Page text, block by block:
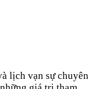
lịch vạn sự chuyên